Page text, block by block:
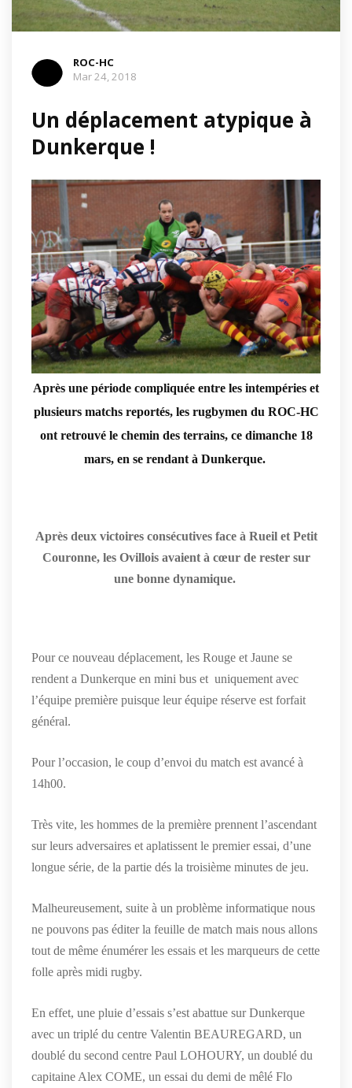
ROC-HC
Mar 24, 2018
Un déplacement atypique à
Dunkerque !
Après une période compliquée entre les intempéries et
plusieurs matchs reportés, les rugbymen du ROC-HC
ont retrouvé le chemin des terrains, ce dimanche 18
mars, en se rendant à Dunkerque.
Après deux victoires consécutives face à Rueil et Petit
Couronne, les Ovillois avaient à cœur de rester sur
une bonne dynamique.
Pour ce nouveau déplacement, les Rouge et Jaune se
rendent a Dunkerque en mini bus et uniquement avec
l’équipe première puisque leur équipe réserve est forfait
général.
Pour l’occasion, le coup d’envoi du match est avancé à
14h00.
Très vite, les hommes de la première prennent l’ascendant
sur leurs adversaires et aplatissent le premier essai, d’une
longue série, de la partie dés la troisième minutes de jeu.
Malheureusement, suite à un problème informatique nous
ne pouvons pas éditer la feuille de match mais nous allons
tout de même énumérer les essais et les marqueurs de cette
folle après midi rugby.
En effet, une pluie d’essais s’est abattue sur Dunkerque
avec un triplé du centre Valentin BEAUREGARD, un
doublé du second centre Paul LOHOURY, un doublé du
capitaine Alex COME, un essai du demi de mêlé Flo